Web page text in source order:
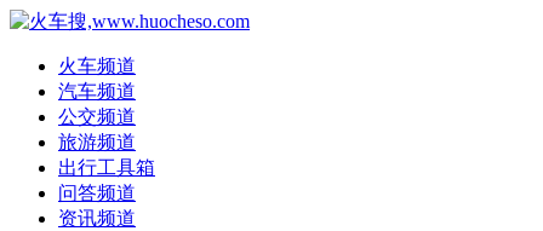
火车频道
汽车频道
公交频道
旅游频道
出行工具箱
问答频道
资讯频道